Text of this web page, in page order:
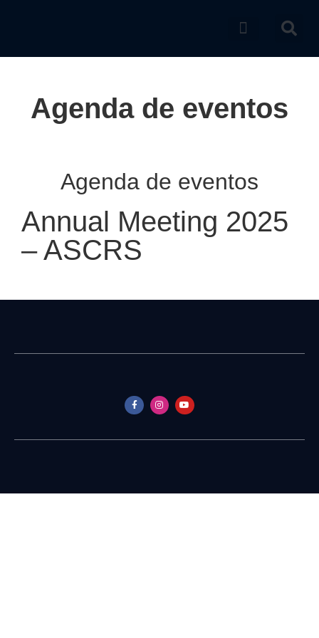
Agenda de eventos
Agenda de eventos
Annual Meeting 2025
– ASCRS